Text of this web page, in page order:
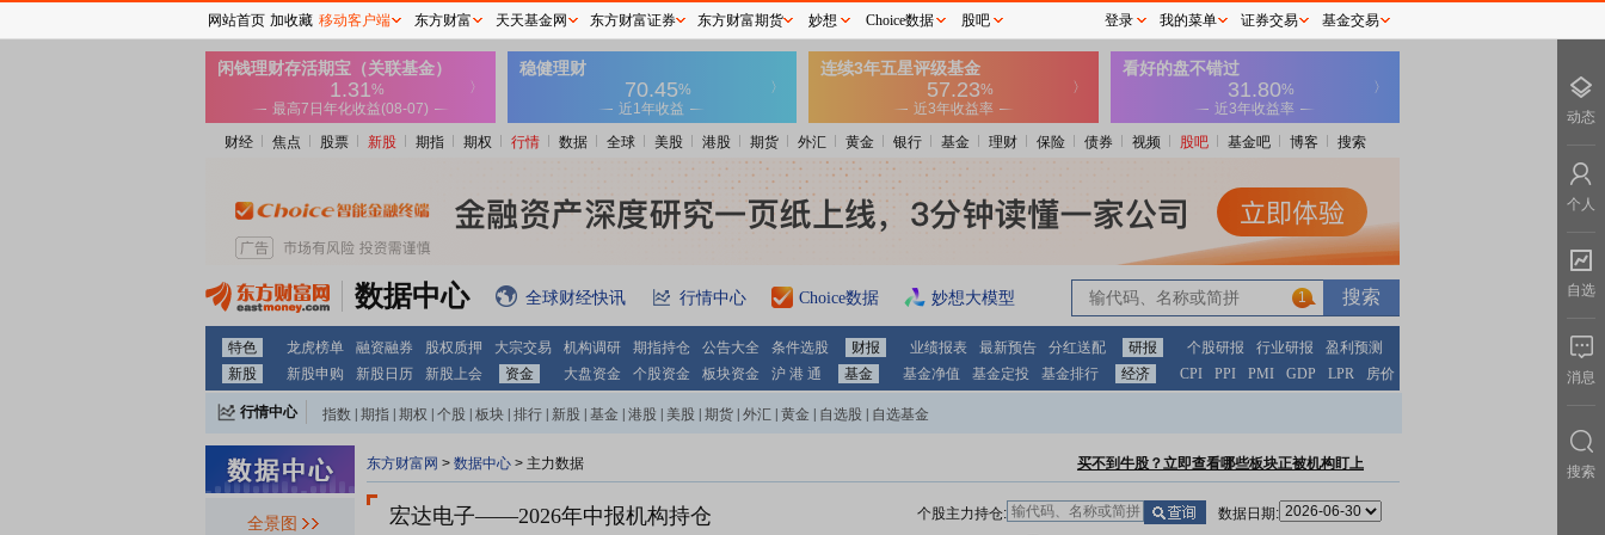
财经 焦点 股票 新股 期指 期权 行情 数据 全球 美股 港股 期货 外汇 黄金 银行 基金 理财 保险 债券 视频 股吧 基金吧 博客 搜索
数据中心 全球财经快讯 行情中心 Choice数据 妙想大模型 1
特色 龙虎榜单 融资融券 股权质押 大宗交易 机构调研 期指持仓 公告大全 条件选股 财报 业绩报表 最新预告 分红送配 研报 个股研报 行业研报
盈利预测
新股
新股申购 新股日历 新股上会 资金 大盘资金 个股资金 板块资金 沪 港 通 基金 基金净值 基金定投 基金排行 经济 CPI PPI PMI GDP LPR 房价
行情中心 指数 期指 期权 个股 板块 排行 新股 基金 港股 美股 期货 外汇 黄金 自选股 自选基金
全景图
东方财富网 > 数据中心 > 主力数据 买不到牛股？立即查看哪些板块正被机构盯上
宏达电子——2026年中报机构持仓 个股主力持仓: 数据日期:
网站首页 加收藏 移动客户端 东方财富 天天基金网 东方财富证券 东方财富期货 妙想 Choice数据 股吧 登录 我的菜单 证券交易 基金交易
动态
个人
自选
消息
搜索